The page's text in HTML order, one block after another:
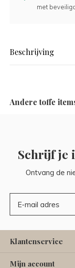
met
Beschrijving
Andere toffe
Schrijf je
Ontvang de
Klantenservice
Mijn account